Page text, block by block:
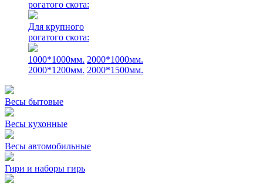
рогатого скота:
Для крупного
рогатого скота:
1000*1000мм. 2000*1000мм.
2000*1200мм. 2000*1500мм.
Весы бытовые
Весы кухонные
Весы автомобильные
Гири и наборы гирь